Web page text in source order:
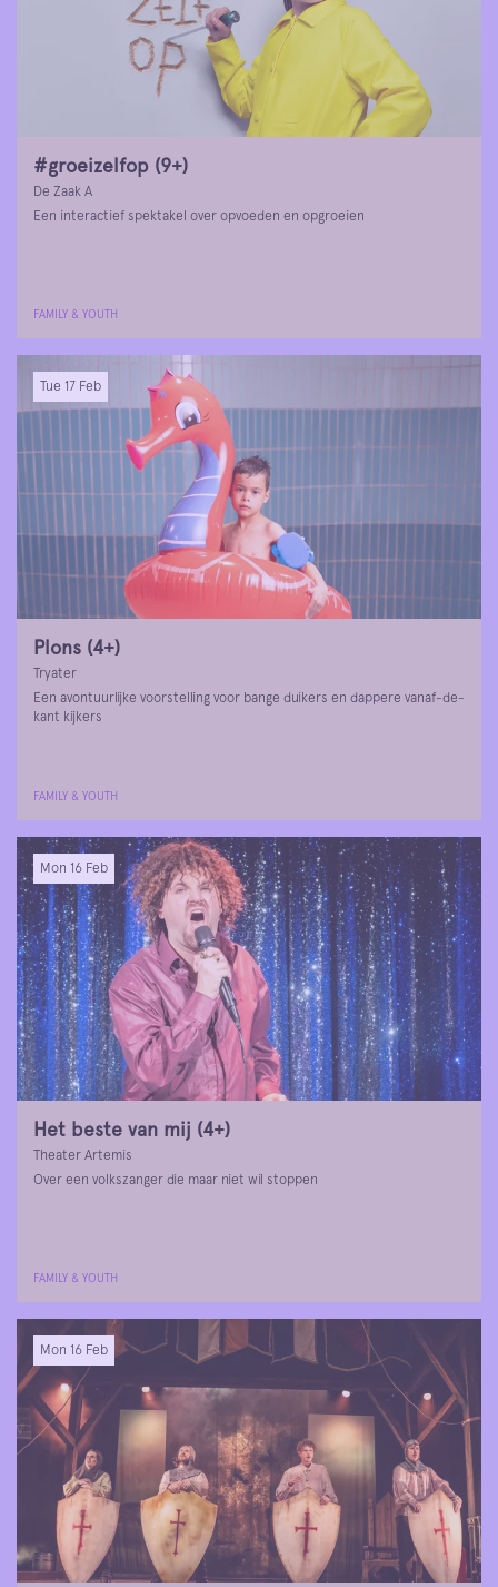
#groeizelfop (9+)
De Zaak A
Een interactief spektakel over opvoeden en opgroeien
FAMILY & YOUTH
Plons (4+)
Tryater
Een avontuurlijke voorstelling voor bange duikers en dappere vanaf-de-
kant kijkers
Tue 17 Feb
FAMILY & YOUTH
Het beste van mij (4+)
Theater Artemis
Over een volkszanger die maar niet wil stoppen
Mon 16 Feb
FAMILY & YOUTH
Mon 16 Feb